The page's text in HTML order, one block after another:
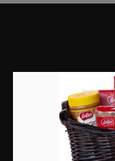
Erfolgsgeschichten